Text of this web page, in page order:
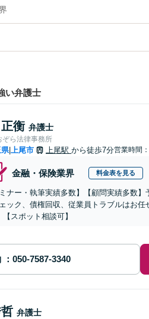
い弁護士
衡 弁護士
ぞら法律事務所
| 上尾市 上尾駅 から徒歩7分営業時間
金融・保険業界 料金表を見る
ミナー・執筆実績多数】【顧問実績多数
ック、債権回収、従業員トラブルはお
【スポット相談可】
弁護士